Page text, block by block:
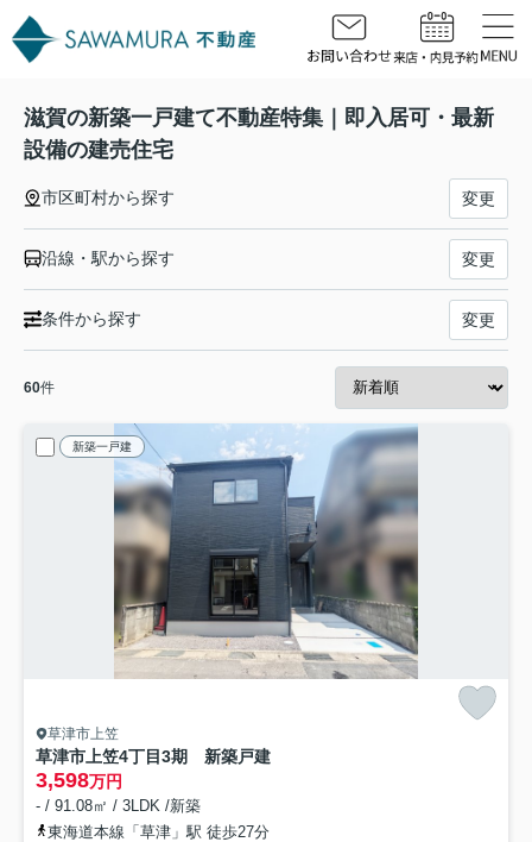
滋賀の新築一戸建て不動産特集｜即入居可・最新
設備の建売住宅
市区町村から探す 変更
沿線・駅から探す 変更
条件から探す 変更
60件
新築一戸建
草津市上笠
草津市上笠4丁目3期 新築戸建
3,598万円
- / 91.08㎡ / 3LDK /新築
東海道本線「草津」駅 徒歩27分